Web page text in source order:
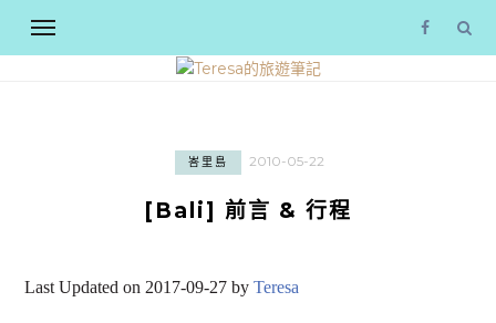
峇里島 2010-05-22
[Bali] 前言 & 行程
Last Updated on 2017-09-27 byTeresa